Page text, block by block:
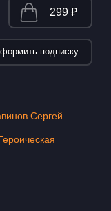
Сергей
299 ₽
подписку